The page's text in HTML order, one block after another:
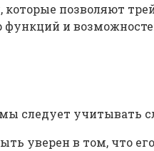
позволяют
и
следует учитывать
уверен в том, что